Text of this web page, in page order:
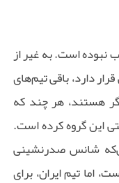
نبوده است. به غیر از
دارد، باقی تیم‌های
هستند، هر چند که
این گروه کرده است.
شانس صدرنشینی
است، اما تیم ایران، برای